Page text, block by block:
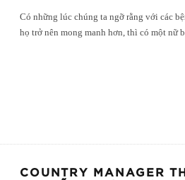
Có những lúc chúng ta ngỡ rằng với các
họ trở nên mong manh hơn, thì có một nữ
COUNTRY MANAGER